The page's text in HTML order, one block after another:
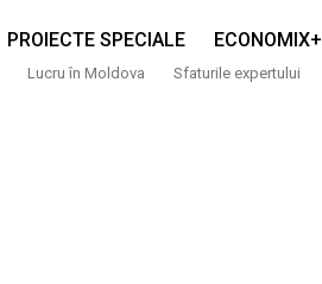
PROIECTE SPECIALE ECONOMIX+
Lucru în Moldova Sfaturile expertului